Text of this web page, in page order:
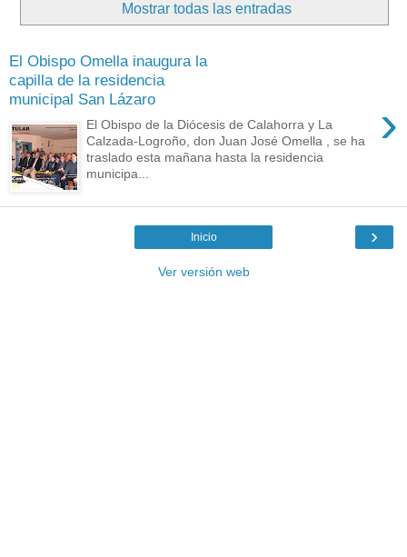
Mostrar todas las entradas
El Obispo Omella inaugura la
capilla de la residencia
municipal San Lázaro
›
El Obispo de la Diócesis de Calahorra y La
Calzada-Logroño, don Juan José Omella , se ha
traslado esta mañana hasta la residencia
municipa...
›
Inicio
Ver versión web